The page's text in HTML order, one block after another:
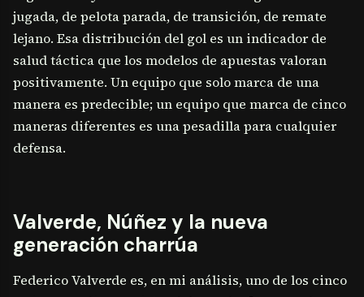
jugada, de pelota parada, de transición, de remate
lejano. Esa distribución del gol es un indicador de
salud táctica que los modelos de apuestas valoran
positivamente. Un equipo que solo marca de una
manera es predecible; un equipo que marca de cinco
maneras diferentes es una pesadilla para cualquier
defensa.
Valverde, Núñez y la nueva
generación charrúa
Federico Valverde es, en mi análisis, uno de los cinco